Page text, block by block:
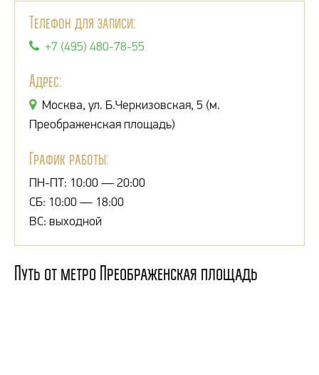
Телефон для записи:
+7 (495) 480-78-55
Адрес:
Москва, ул. Б.Черкизовская, 5 (м.
Преображенская площадь)
График работы:
ПН-ПТ: 10:00 — 20:00
СБ: 10:00 — 18:00
ВС: выходной
Путь от метро Преображенская площадь